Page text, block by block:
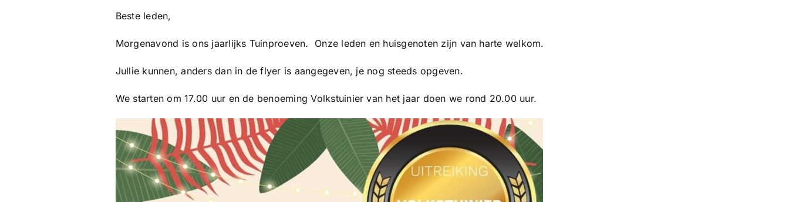
Beste leden,
Morgenavond is ons jaarlijks Tuinproeven. Onze leden en huisgenoten zijn van harte welkom.
Jullie kunnen, anders dan in de flyer is aangegeven, je nog steeds opgeven.
We starten om 17.00 uur en de benoeming Volkstuinier van het jaar doen we rond 20.00 uur.